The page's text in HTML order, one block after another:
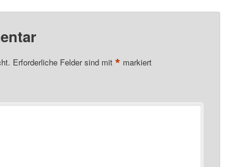
Erforderliche Felder sind mit * markiert